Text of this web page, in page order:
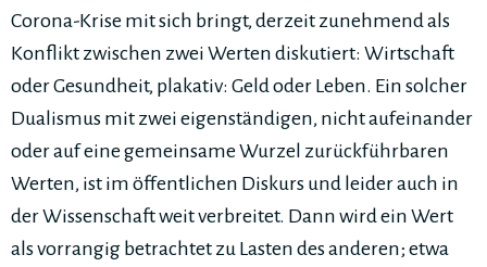
Corona-Krise mit sich bringt, derzeit zunehmend als
Konflikt zwischen zwei Werten diskutiert: Wirtschaft
oder Gesundheit, plakativ: Geld oder Leben. Ein solcher
Dualismus mit zwei eigenständigen, nicht aufeinander
oder auf eine gemeinsame Wurzel zurückführbaren
Werten, ist im öffentlichen Diskurs und leider auch in
der Wissenschaft weit verbreitet. Dann wird ein Wert
als vorrangig betrachtet zu Lasten des anderen; etwa